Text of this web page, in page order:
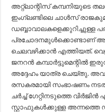
അറ്റ്ലാന്റിസ് കമ്പനിയുടെ
ഇംഗ്ലണ്ടിലെ ചാൾസ്
ഡബ്ബാവാലകളെക്കുറിച്ചുള്ള
പ്രചോദനമുൾക്കൊണ്ടാണ്
ചെലവഴിക്കാൻ എത്തിയത്.
ജനറൻ കമ്പാർട്ടുമെന്റിൽ
അദ്ദേഹം യാത്ര ചെയ്തു.
രസകരമായി സംഭാഷണം
ചർച്ച് ഗേറ്റിനടുത്തെ
സ്റ്റാഫുകൾക്കുള്ള